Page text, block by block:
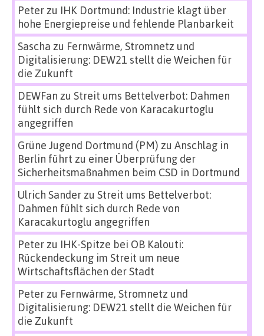
Peterzu IHK Dortmund: Industrie klagt über
hohe Energiepreise und fehlende Planbarkeit
Sascha zu Fernwärme, Stromnetz und
Digitalisierung: DEW21 stellt die Weichen für
die Zukunft
DEWFan zu Streit ums Bettelverbot: Dahmen
fühlt sich durch Rede von Karacakurtoglu
angegriffen
Grüne Jugend Dortmund (PM) zu Anschlag in
Berlin führt zu einer Überprüfung der
Sicherheitsmaßnahmen beim CSD in Dortmund
Ulrich Sanderzu Streit ums Bettelverbot:
Dahmen fühlt sich durch Rede von
Karacakurtoglu angegriffen
Peterzu IHK-Spitze bei OB Kalouti:
Rückendeckung im Streit um neue
Wirtschaftsflächen der Stadt
Peterzu Fernwärme, Stromnetz und
Digitalisierung: DEW21 stellt die Weichen für
die Zukunft